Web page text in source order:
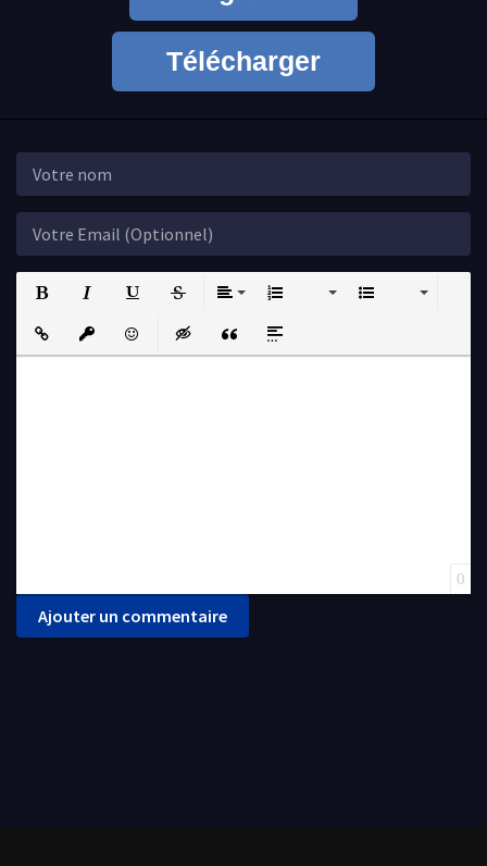
Télécharger
Insert LinkInsert protected link
EmoticonsInsert hidden text
Insert QuoteInsert spoiler
0
Ajouter un commentaire